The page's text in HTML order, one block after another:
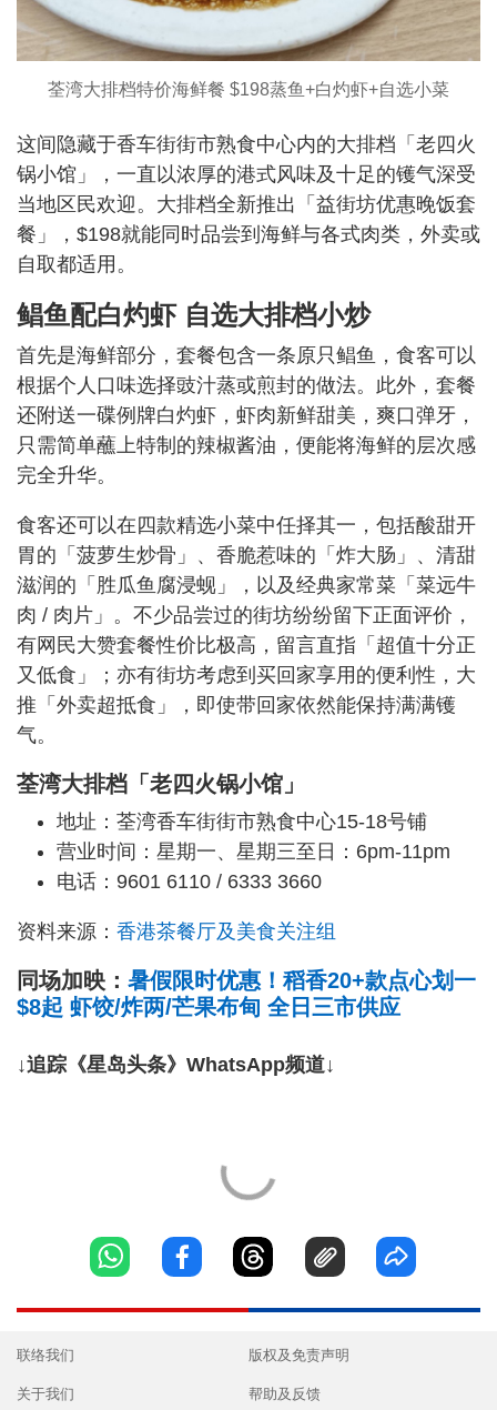
荃湾大排档特价海鲜餐 $198蒸鱼+白灼虾+自选小菜
这间隐藏于香车街街市熟食中心内的大排档「老四火
锅小馆」，一直以浓厚的港式风味及十足的镬气深受
当地区民欢迎。大排档全新推出「益街坊优惠晚饭套
餐」，$198就能同时品尝到海鲜与各式肉类，外卖或
自取都适用。
鲳鱼配白灼虾 自选大排档小炒
首先是海鲜部分，套餐包含一条原只鲳鱼，食客可以
根据个人口味选择豉汁蒸或煎封的做法。此外，套餐
还附送一碟例牌白灼虾，虾肉新鲜甜美，爽口弹牙，
只需简单蘸上特制的辣椒酱油，便能将海鲜的层次感
完全升华。
食客还可以在四款精选小菜中任择其一，包括酸甜开
胃的「菠萝生炒骨」、香脆惹味的「炸大肠」、清甜
滋润的「胜瓜鱼腐浸蚬」，以及经典家常菜「菜远牛
肉 / 肉片」。不少品尝过的街坊纷纷留下正面评价，
有网民大赞套餐性价比极高，留言直指「超值十分正
又低食」；亦有街坊考虑到买回家享用的便利性，大
推「外卖超抵食」，即使带回家依然能保持满满镬
气。
荃湾大排档「老四火锅小馆」
地址：荃湾香车街街市熟食中心15-18号铺
营业时间：星期一、星期三至日：6pm-11pm
电话：9601 6110 / 6333 3660
资料来源： 香港茶餐厅及美食关注组
同场加映： 暑假限时优惠！稻香20+款点心划一
$8起 虾饺/炸两/芒果布甸 全日三市供应
↓追踪《星岛头条》WhatsApp频道↓
联络我们
关于我们
版权及免责声明
帮助及反馈